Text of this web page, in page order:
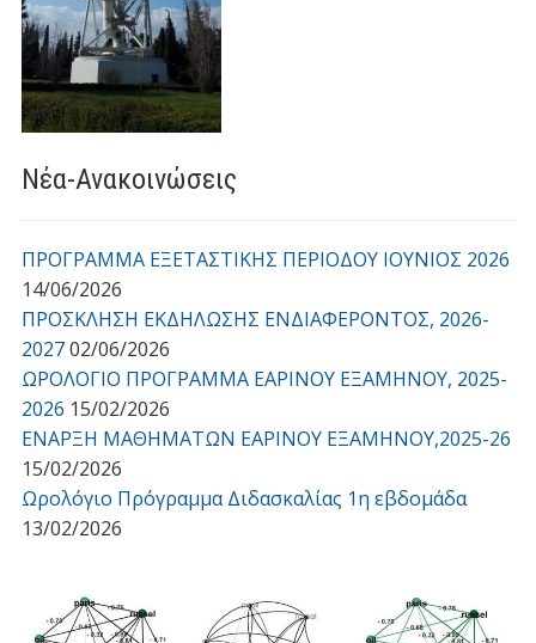
Νέα-Ανακοινώσεις
ΠΡΟΓΡΑΜΜΑ ΕΞΕΤΑΣΤΙΚΗΣ ΠΕΡΙΟΔΟΥ ΙΟΥΝΙΟΣ 2026
14/06/2026
ΠΡΟΣΚΛΗΣΗ ΕΚΔΗΛΩΣΗΣ ΕΝΔΙΑΦΕΡΟΝΤΟΣ, 2026-
202702/06/2026
ΩΡΟΛΟΓΙΟ ΠΡΟΓΡΑΜΜΑ ΕΑΡΙΝΟΥ ΕΞΑΜΗΝΟΥ, 2025-
2026 15/02/2026
ΕΝΑΡΞΗ ΜΑΘΗΜΑΤΩΝ ΕΑΡΙΝΟΥ ΕΞΑΜΗΝΟΥ,2025-26
15/02/2026
Ωρολόγιο Πρόγραμμα Διδασκαλίας 1η εβδομάδα
13/02/2026